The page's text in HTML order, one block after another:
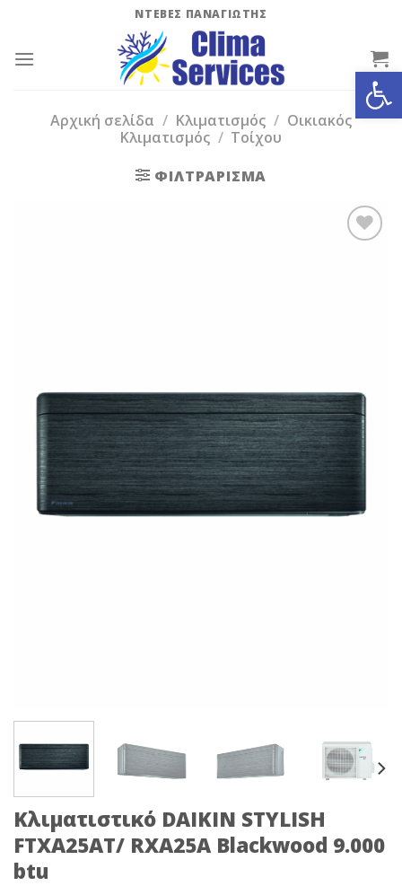
content
ΝΤΕΒΕΣ ΠΑΝΑΓΙΩΤΗΣ
Αρχική σελίδα / Κλιματισμός / Οικιακός
Κλιματισμός / Τοίχου
ΦΙΛΤΡΆΡΙΣΜΑ
Κλιματιστικό DAIKIN STYLISH
FTXA25AT/ RXA25A Blackwood 9.000
btu